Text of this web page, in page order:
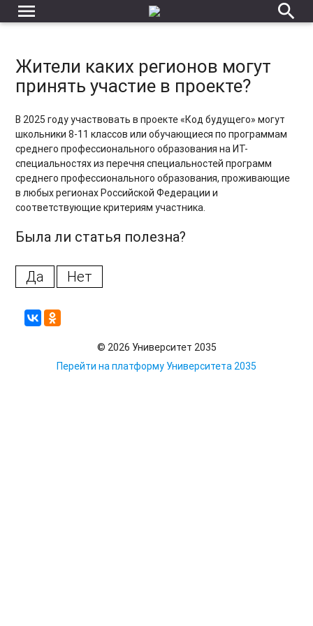
menu
регионе, а образовательная организация находится в
Когда будет готов сертификат по проекту «Код будущего»
?
В течение какого срока мне нужно пройти единое
вступительное испытание?
search
Жители каких регионов могут
принять участие в проекте?
В 2025 году участвовать в проекте «Код будущего» могут
школьники 8-11 классов или обучающиеся по программам
среднего профессионального образования на ИТ-
специальностях из перечня специальностей программ
среднего профессионального образования, проживающие
в любых регионах Российской Федерации и
соответствующие критериям участника.
Была ли статья полезна?
Да Нет
© 2026 Университет 2035
Перейти на платформу Университета 2035